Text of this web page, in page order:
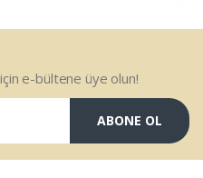
e-bültene üye olun!
ABONE OL